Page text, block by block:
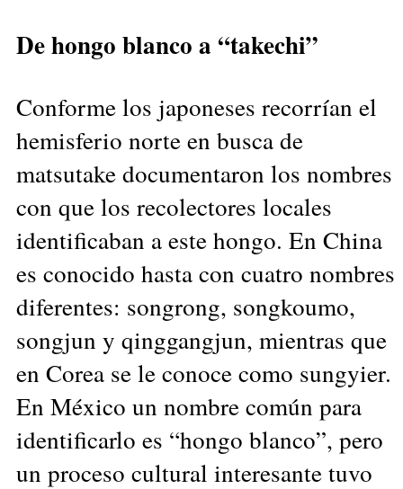
De hongo blanco a “takechi”
Conforme los japoneses recorrían el
hemisferio norte en busca de
matsutake documentaron los nombres
con que los recolectores locales
identificaban a este hongo. En China
es conocido hasta con cuatro nombres
diferentes: songrong, songkoumo,
songjun y qinggangjun, mientras que
en Corea se le conoce como sungyier.
En México un nombre común para
identificarlo es “hongo blanco”, pero
un proceso cultural interesante tuvo